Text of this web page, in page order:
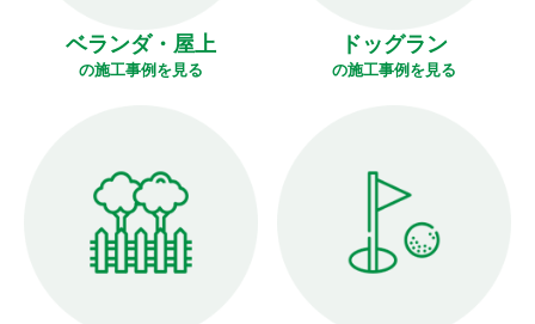
ベランダ・屋上
の施工事例を見る
ドッグラン
の施工事例を見る